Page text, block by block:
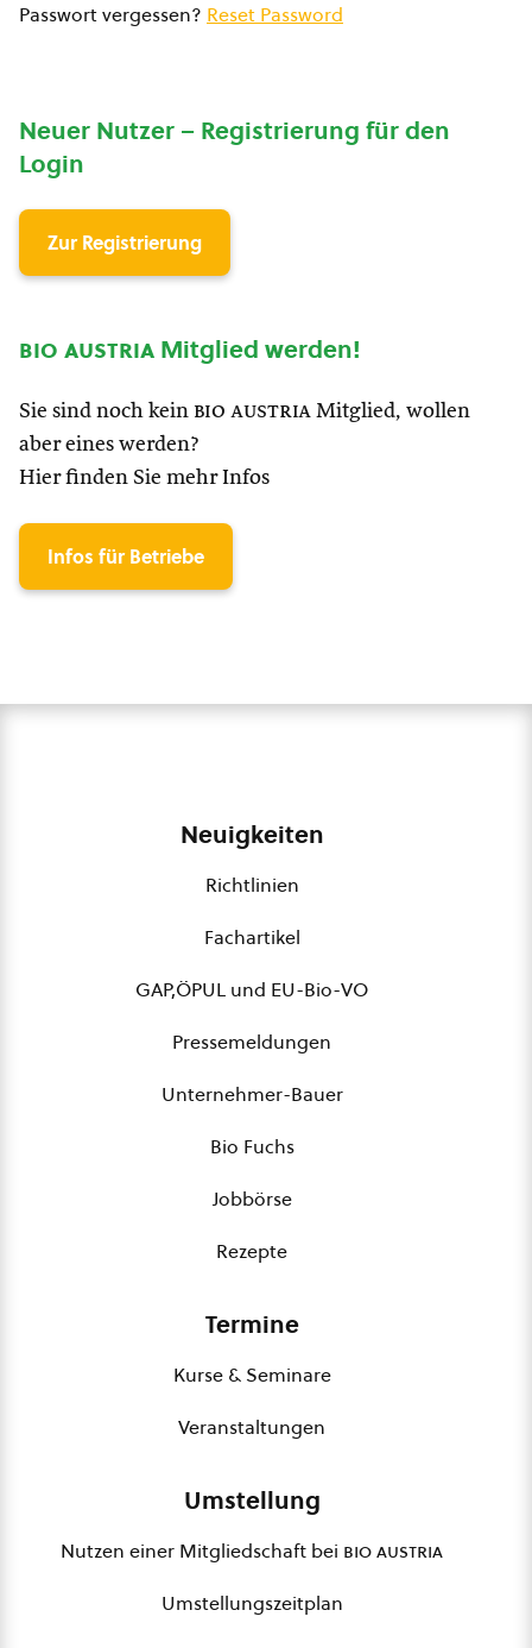
Passwort vergessen? Reset Password
Neuer Nutzer – Registrierung für den
Login
Zur Registrierung
bio austria Mitglied werden!
Sie sind noch kein bio austria Mitglied, wollen
aber eines werden?
Hier finden Sie mehr Infos
Infos für Betriebe
Neuigkeiten
Richtlinien
Fachartikel
GAP,ÖPUL und EU-Bio-VO
Pressemeldungen
Unternehmer-Bauer
Bio Fuchs
Jobbörse
Rezepte
Termine
Kurse & Seminare
Veranstaltungen
Umstellung
Nutzen einer Mitgliedschaft bei bio austria
Umstellungszeitplan